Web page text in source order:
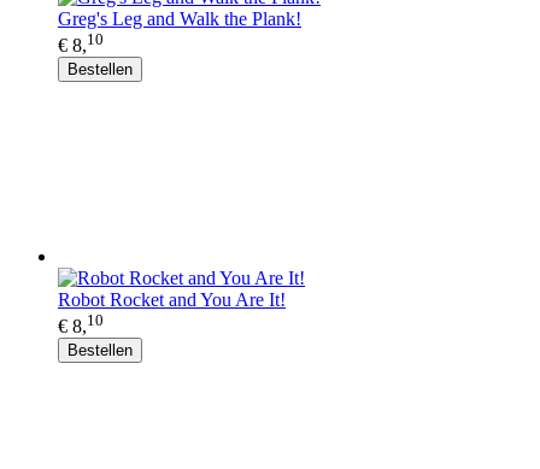
Greg's Leg and Walk the Plank!
€ 8,10
Bestellen
Robot Rocket and You Are It!
€ 8,10
Bestellen